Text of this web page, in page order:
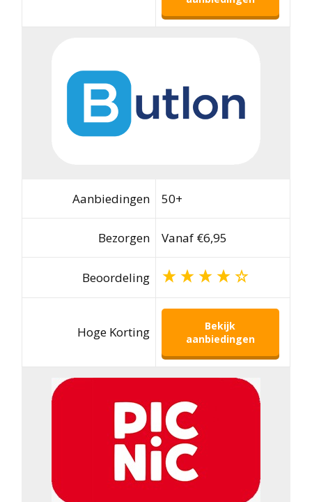
Aanbiedingen 50+
Bezorgen Vanaf €6,95
Beoordeling
Hoge Korting
Bekijk
aanbiedingen